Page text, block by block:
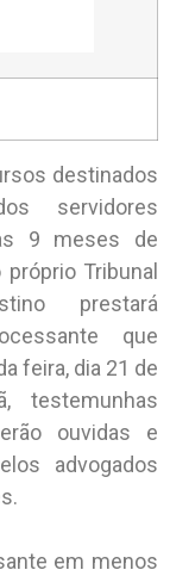
destinados
servidores
9 meses de
Tribunal
prestará
que
feira, dia 21 de
testemunhas
ouvidas e
advogados
em menos